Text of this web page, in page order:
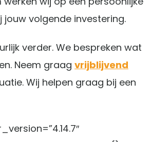
jouw volgende investering.
verder. We bespreken wat
Neem graag vrijblijvend
Wij helpen graag bij een